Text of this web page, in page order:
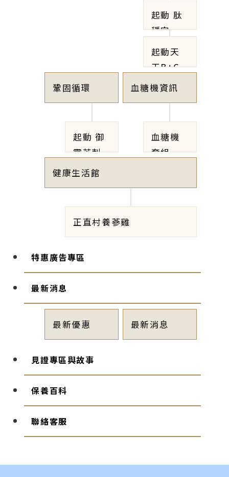
3盒
目啾
金】
破盤優
惠【兩
入組】
起動 肽
穩定
起動天
天B+C
發泡錠2
鞏固循環
起動 御
靈芝刺
五加
血糖機資訊
血糖機
套組
健康生活館
正直村養蔘雞
特惠廣告專區
最新消息
最新優惠 最新消息
見證專區與故事
保養百科
聯絡客服